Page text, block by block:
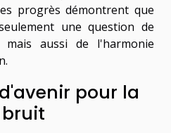
progrès démontrent que
une question de
mais aussi de l'harmonie
pour la